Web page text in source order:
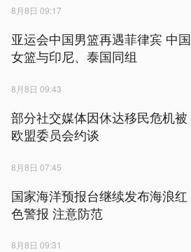
8月8日 09:17
亚运会中国男篮再遇菲律宾 中国
女篮与印尼、泰国同组
8月8日 09:43
部分社交媒体因休达移民危机被
欧盟委员会约谈
8月8日 07:45
国家海洋预报台继续发布海浪红
色警报 注意防范
8月8日 09:31